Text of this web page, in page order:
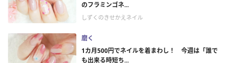
のフラミンゴネ...
しずくのきせかえネイル
磨く
1カ月500円でネイルを着まわし！ 今週は「誰で
も出来る時短ち...